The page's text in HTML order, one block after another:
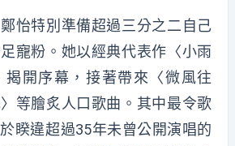
怡特別準備超過三分之二自己
寵粉。她以經典代表作〈小雨
揭開序幕，接著帶來〈微風往
等膾炙人口歌曲。其中最令歌
睽違超過35年未曾公開演唱的